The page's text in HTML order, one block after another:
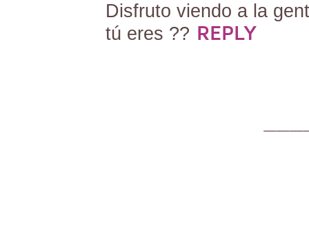
Disfruto viendo a la
tú eres ?? REPLY